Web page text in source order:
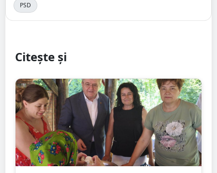
PSD
Citește și